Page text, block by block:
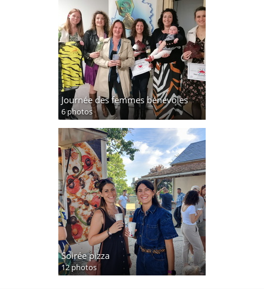
Journée des femmes bénévoles
6 photos
Soirée pizza
12 photos